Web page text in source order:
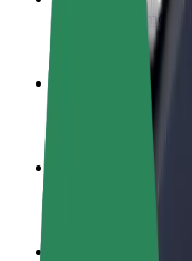
Colaborar como
Gana dinero
Colaborar como
Repartí comida y
Llegá a más